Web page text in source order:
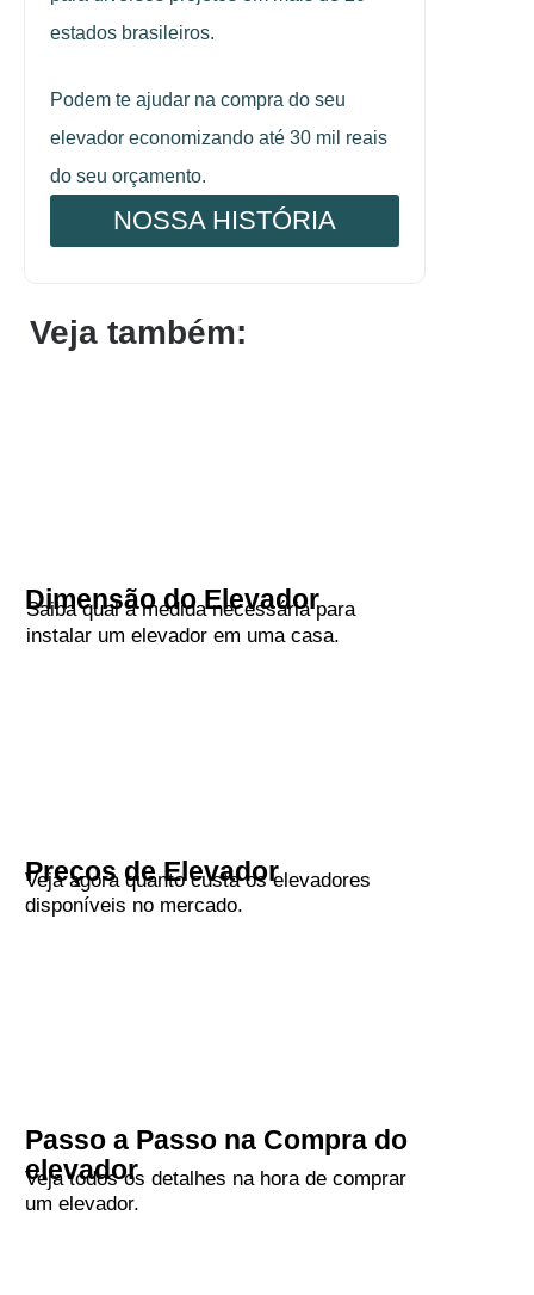
estados brasileiros.
Podem te ajudar na compra do seu
elevador economizando até 30 mil reais
do seu orçamento.
NOSSA HISTÓRIA
Veja também:
Dimensão do Elevador
Saiba qual a medida necessária para
instalar um elevador em uma casa.
Preços de Elevador
Veja agora quanto custa os elevadores
disponíveis no mercado.
Passo a Passo na Compra do
elevador
Veja todos os detalhes na hora de comprar
um elevador.